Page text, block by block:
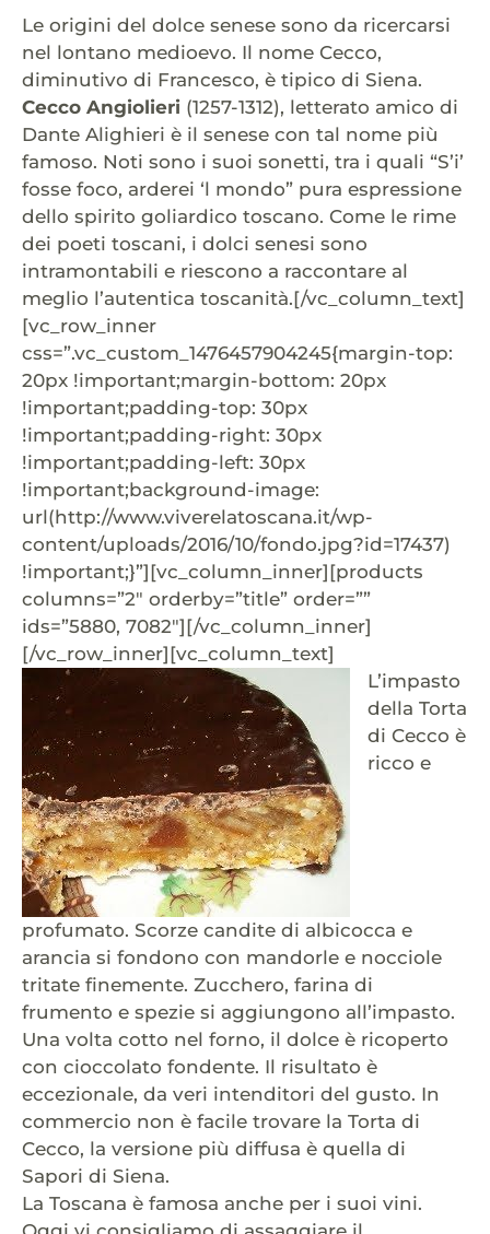
Le origini del dolce senese sono da ricercarsi
nel lontano medioevo. Il nome Cecco,
diminutivo di Francesco, è tipico di Siena.
Cecco Angiolieri (1257-1312), letterato amico di
Dante Alighieri è il senese con tal nome più
famoso. Noti sono i suoi sonetti, tra i quali “S’i’
fosse foco, arderei ‘l mondo” pura espressione
dello spirito goliardico toscano. Come le rime
dei poeti toscani, i dolci senesi sono
intramontabili e riescono a raccontare al
meglio l’autentica toscanità.[/vc_column_text]
[vc_row_inner
css=”.vc_custom_1476457904245{margin-top:
20px !important;margin-bottom: 20px
!important;padding-top: 30px
!important;padding-right: 30px
!important;padding-left: 30px
!important;background-image:
url(http://www.viverelatoscana.it/wp-
content/uploads/2016/10/fondo.jpg?id=17437)
!important;}”][vc_column_inner][products
columns=”2″ orderby=”title” order=””
ids=”5880, 7082″][/vc_column_inner]
[/vc_row_inner][vc_column_text]
L’impasto
della Torta
di Cecco è
ricco e
profumato. Scorze candite di albicocca e
arancia si fondono con mandorle e nocciole
tritate finemente. Zucchero, farina di
frumento e spezie si aggiungono all’impasto.
Una volta cotto nel forno, il dolce è ricoperto
con cioccolato fondente. Il risultato è
eccezionale, da veri intenditori del gusto. In
commercio non è facile trovare la Torta di
Cecco, la versione più diffusa è quella di
Sapori di Siena.
La Toscana è famosa anche per i suoi vini.